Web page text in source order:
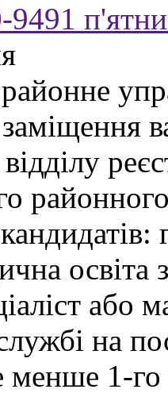
відділу
освіта
або
на
менше 1-